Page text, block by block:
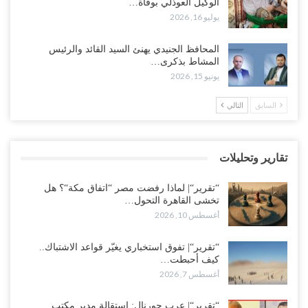
من حضرموت إلى عدن.. الانتقالي يصعّد ضد السعودية بعصيان مدني
شامل..!
أغسطس 8, 2026
إسكات الصوت الحضرمي..!
المحافظ الجنيدي يحذر من خطورة المخططات السعودية على ابناء
الجنوب..!
أغسطس 8, 2026
“تقرير“| تفوق استخباري يغيّر قواعد الاشتباك.. كيف أحبطت صنعاء
الهجوم السعودي قبل انطلاقه..!
“شبوة“| الرياض تستبق نهب نفط ثاني محافظة يمنية بالإطاحة بقادة
الوكيل العوذلي بوفاة…
يوليو 16, 2026
المحافظ الجنيدي يهنئ السيد القائد والرئيس
المشاط بذكرى…
يونيو 15, 2026
السابق التالي
تقارير وتحليلات
“تقرير“| لماذا رفضت مصر “اتفاق مكة“؟ هل
تخشى القاهرة التحول…
أغسطس 10, 2026
“تقرير“| تفوق استخباري يغيّر قواعد الاشتباك..
كيف أحبطت…
أغسطس 7, 2026
“تقرير“| عرب جورنال: استقالة مدير مكتب